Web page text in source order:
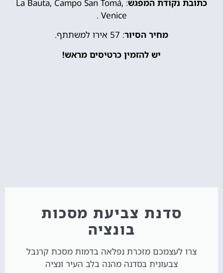
כתובת נקודת המפגש : La Bauta, Campo San Tomà,
Venice .
מחיר הסיור: 57 אירו למשתתף.
יש להזמין כרטיסים מראש!
סדנת צביעת מסכות
בונציה
צרו לעצמכם מזכרת נפלאה בדמות מסכת קרנבל
צבעונית בסדנה מהנה בלב העיר ונציה